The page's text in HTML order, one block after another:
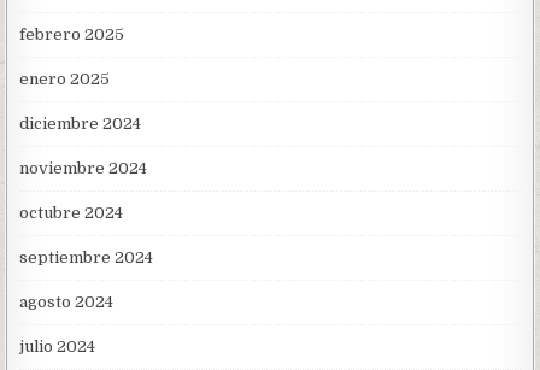
febrero 2025
enero 2025
diciembre 2024
noviembre 2024
octubre 2024
septiembre 2024
agosto 2024
julio 2024